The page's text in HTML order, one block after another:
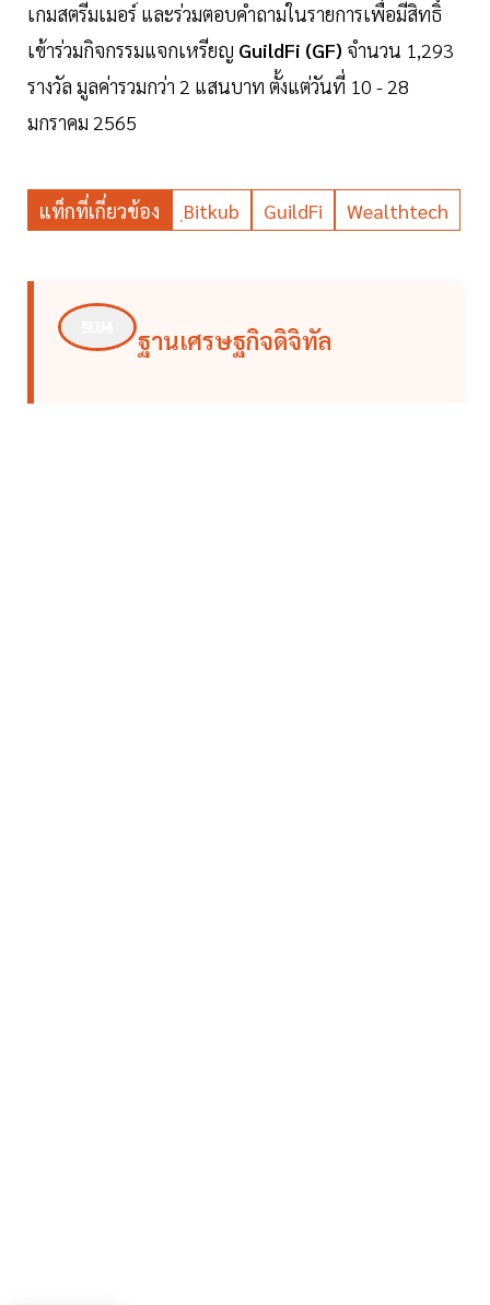
เกมสตรีมเมอร์ และร่วมตอบคำถามในรายการเพื่อมีสิทธิ์
เข้าร่วมกิจกรรมแจกเหรียญ GuildFi (GF) จำนวน 1,293
รางวัล มูลค่ารวมกว่า 2 แสนบาท ตั้งแต่วันที่ 10 - 28
มกราคม 2565
แท็กที่เกี่ยวข้อง ฺBitkub GuildFi Wealthtech
ฐานเศรษฐกิจดิจิทัล